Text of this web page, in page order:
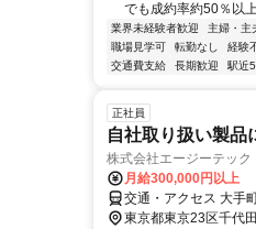
でも成約率約50％以
業界未経験者歓迎 主婦・主
職場見学可
転勤なし 経験
交通費支給
長期歓迎 駅近
正社員
自社取り扱い製品
株式会社エージーテック
月給300,000円以上
交通・アクセス 大手
東京都東京23区千代